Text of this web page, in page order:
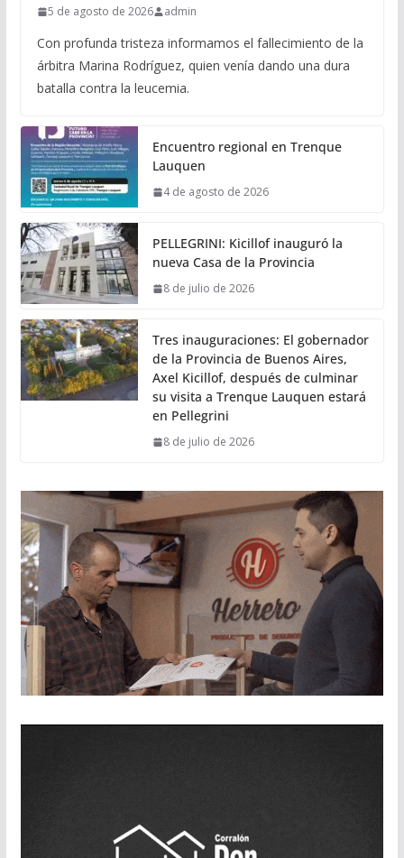
5 de agosto de 2026 admin
Con profunda tristeza informamos el fallecimiento de la
árbitra Marina Rodríguez, quien venía dando una dura
batalla contra la leucemia.
Encuentro regional en Trenque
Lauquen
4 de agosto de 2026
PELLEGRINI: Kicillof inauguró la
nueva Casa de la Provincia
8 de julio de 2026
Tres inauguraciones: El gobernador
de la Provincia de Buenos Aires,
Axel Kicillof, después de culminar
su visita a Trenque Lauquen estará
en Pellegrini
8 de julio de 2026